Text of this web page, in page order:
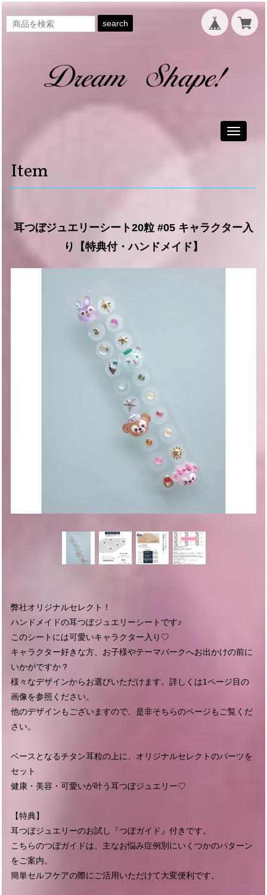
search
Toggle
Item
耳つぼジュエリーシート20粒 #05 キャラクター入
り【特典付・ハンドメイド】
弊社オリジナルセレクト！
ハンドメイドの耳つぼジュエリーシートです♪
このシートには可愛いキャラクター入り♡
キャラクター好きな方、お子様やテーマパークへお出かけの前に
いかがですか？
様々なデザインからお選びいただけます。詳しくは1ページ目の
画像を参照ください。
他のデザインもございますので、是非そちらのページもご覧くだ
さい。
ベースとなるチタン耳粒の上に、オリジナルセレクトのパーツを
セット
健康・美容・可愛いが叶う耳つぼジュエリー♡
【特典】
耳つぼジュエリーのお試し『つぼガイド』付きです。
こちらのつぼガイドは、主なお悩み症例別にいくつかのパターン
をご案内。
簡単セルフケアの際にご活用いただけて大変便利です。